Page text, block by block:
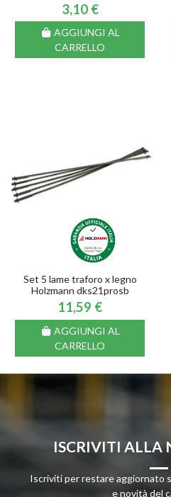
3,10 €
AGGIUNGI AL
CARRELLO
Set 5 lame traforo x legno
Holzmann dks21prosb
11,59 €
AGGIUNGI AL
CARRELLO
ISCRIVITI ALLA
Iscriviti per restare aggiornato
e novità del